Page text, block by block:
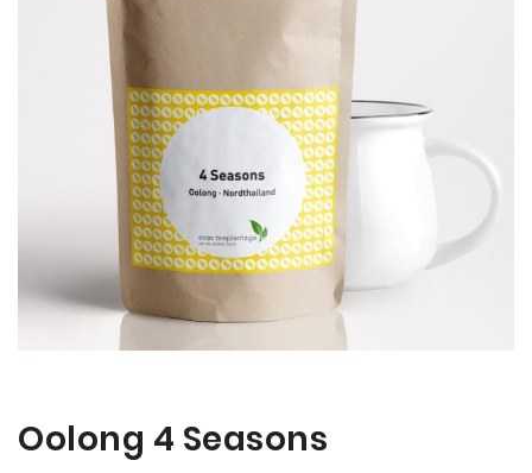
Oolong 4 Seasons